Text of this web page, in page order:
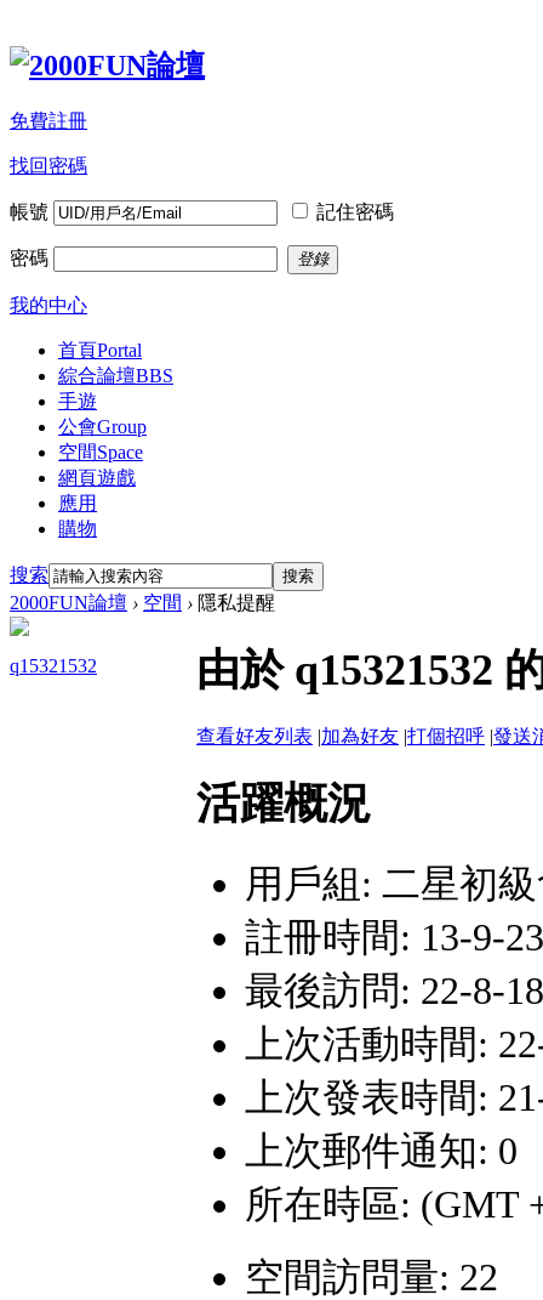
免費註冊
找回密碼
帳號 記住密碼
密碼 登錄
我的中心
首頁Portal
綜合論壇BBS
手遊
公會Group
空間Space
網頁遊戲
應用
購物
搜索 搜索
2000FUN論壇 › 空間 › 隱私提醒
q15321532 由於 q15321532
查看好友列表 |加為好友 |打個招呼 |發送
活躍概況
用戶組: 二星初
註冊時間: 13-9-
最後訪問: 22-8-
上次活動時間:
上次發表時間:
上次郵件通知: 0
所在時區: (GMT
空間訪問量: 22